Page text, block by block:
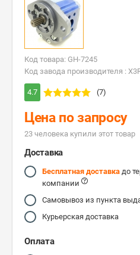
Код товара: GH-7245
Код завода производителя :
4.7 (7)
Цена по запросу
23 человекa купили этот товар
Доставка
Бесплатная доставка до
компании
Самовывоз из пункта
Курьерская доставка
Оплата